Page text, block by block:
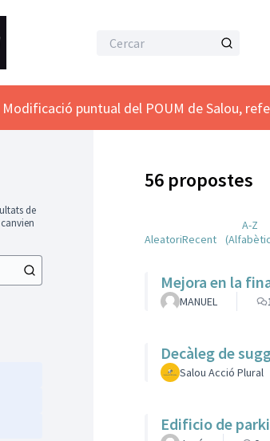
Modificació puntual del POUM de Salou,
de
56 propostes
AleatoriRecent
A-Z
Mejora en la
MANUEL
Decàleg de
Salou Acció Plural
Edificio de